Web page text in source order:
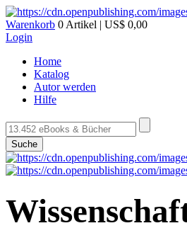
Warenkorb 0 Artikel | US$ 0,00
Login
Home
Katalog
Autor werden
Hilfe
Suche